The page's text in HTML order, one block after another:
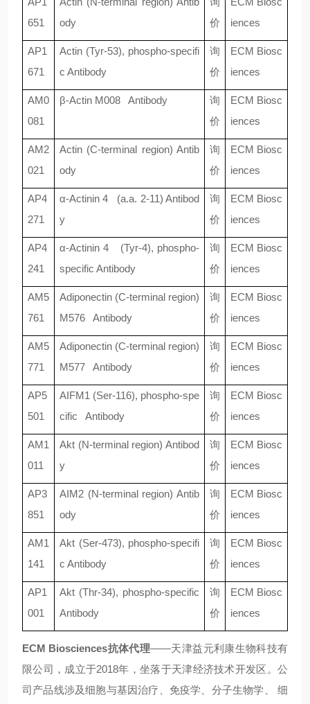
651
ody
价
iences
AP1
671
Actin (Tyr-53), phospho-specifi
c Antibody
询
价
ECM Biosc
iences
AM0
081
β-Actin M008 Antibody
询
价
ECM Biosc
iences
AM2
021
Actin (C-terminal region) Antib
ody
询
价
ECM Biosc
iences
AP4
271
α-Actinin 4 (a.a. 2-11) Antibod
y
询
价
ECM Biosc
iences
AP4
241
α-Actinin 4 (Tyr-4), phospho-
specific Antibody
询
价
ECM Biosc
iences
AM5
761
Adiponectin (C-terminal region)
M576 Antibody
询
价
ECM Biosc
iences
AM5
771
Adiponectin (C-terminal region)
M577 Antibody
询
价
ECM Biosc
iences
AP5
501
AIFM1 (Ser-116), phospho-spe
cific Antibody
询
价
ECM Biosc
iences
AM1
011
Akt (N-terminal region) Antibod
y
询
价
ECM Biosc
iences
AP3
851
AIM2 (N-terminal region) Antib
ody
询
价
ECM Biosc
iences
AM1
141
Akt (Ser-473), phospho-specifi
c Antibody
询
价
ECM Biosc
iences
AP1
001
Akt (Thr-34), phospho-specific
Antibody
询
价
ECM Biosc
iences
ECM Biosciences抗体代理——天津益元利康生物科技有
限公司，成立于2018年，坐落于天津经济技术开发区。公
司产品线涉及细胞与基因治疗、免疫学、分子生物学、 细